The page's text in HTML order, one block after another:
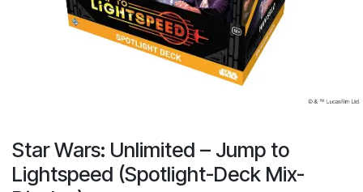
Star Wars: Unlimited – Jump to
Lightspeed (Spotlight-Deck Mix-